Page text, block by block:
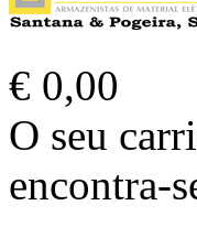
€ 0,00
O seu
encontra-